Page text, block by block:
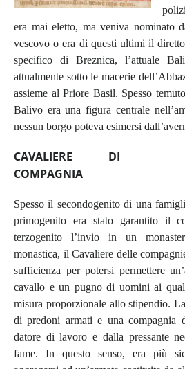
era mai eletto, ma veniva nominato
vescovo o era di questi ultimi il
specifico di Breznica, l’attuale
attualmente sotto le macerie
assieme al Priore Basil. Spesso
Balivo era una figura centrale
nessun borgo poteva esimersi
CAVALIERE DI
COMPAGNIA
Spesso il secondogenito di una
primogenito era stato garantito il
terzogenito l’invio in un
monastica, il Cavaliere delle
sufficienza per potersi permettere
cavallo e un pugno di uomini ai
misura proporzionale allo stipendio.
di predoni armati e una compagnia
datore di lavoro e dalla pressante
fame. In questo senso, era più